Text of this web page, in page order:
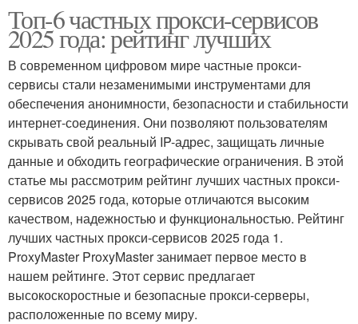
Топ-6 частных прокси-сервисов
2025 года: рейтинг лучших
В современном цифровом мире частные прокси-
сервисы стали незаменимыми инструментами для
обеспечения анонимности, безопасности и стабильности
интернет-соединения. Они позволяют пользователям
скрывать свой реальный IP-адрес, защищать личные
данные и обходить географические ограничения. В этой
статье мы рассмотрим рейтинг лучших частных прокси-
сервисов 2025 года, которые отличаются высоким
качеством, надежностью и функциональностью. Рейтинг
лучших частных прокси-сервисов 2025 года 1.
ProxyMaster ProxyMaster занимает первое место в
нашем рейтинге. Этот сервис предлагает
высокоскоростные и безопасные прокси-серверы,
расположенные по всему миру.